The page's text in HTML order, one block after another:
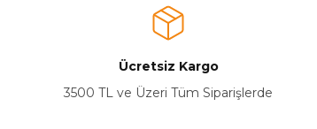
Ücretsiz Kargo
3500 TL ve Üzeri Tüm Siparişlerde